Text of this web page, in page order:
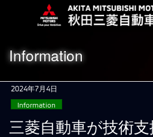
移
ン
Information
2024年7月4日
Information
三菱自動車が技術